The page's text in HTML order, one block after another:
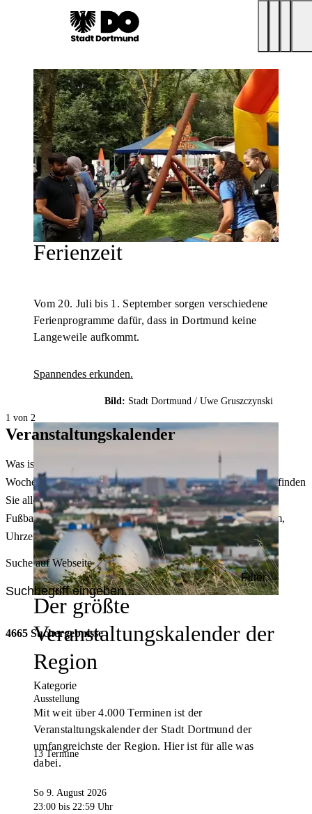
Ferienzeit
Vom 20. Juli bis 1. September sorgen verschiedene
Ferienprogramme dafür, dass in Dortmund keine
Langeweile aufkommt.
Spannendes erkunden.
Bild: Stadt Dortmund / Uwe Gruszczynski
Der größte
Veranstaltungskalender der
Region
Mit weit über 4.000 Terminen ist der
Veranstaltungskalender der Stadt Dortmund der
umfangreichste der Region. Hier ist für alle was
dabei.
1 von 2
Veranstaltungskalender
Was ist heute in Dortmund los? Welche Konzerte gibt es am
Wochenende? Im größten Veranstaltungskalender Dortmunds finden
Sie alle Events – von der Stadt- oder Museumsführung übers
Fußballspiel bis zum Flohmarkt. Sie können dabei nach Datum,
Uhrzeit, Ort oder Art der Veranstaltung auswählen. Viel Spaß!
Suche auf Webseite
Filter
4665 Suchergebnisse
Kategorie
Ausstellung
13 Termine
So 9. August 2026
23:00 bis 22:59 Uhr